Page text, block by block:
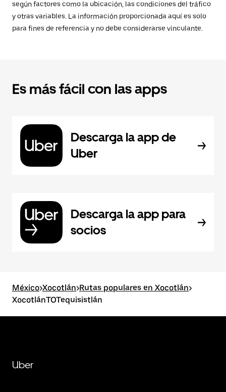
según factores como la ubicación, las condiciones del tráfico
y otras variables. La información proporcionada aquí es solo
para fines de referencia y no debe considerarse vinculante.
Es más fácil con las apps
Descarga la app de
Uber
Descarga la app para
socios
México>Xocotlán>Rutas populares en Xocotlán>
XocotlánTOTequisistlán
Uber